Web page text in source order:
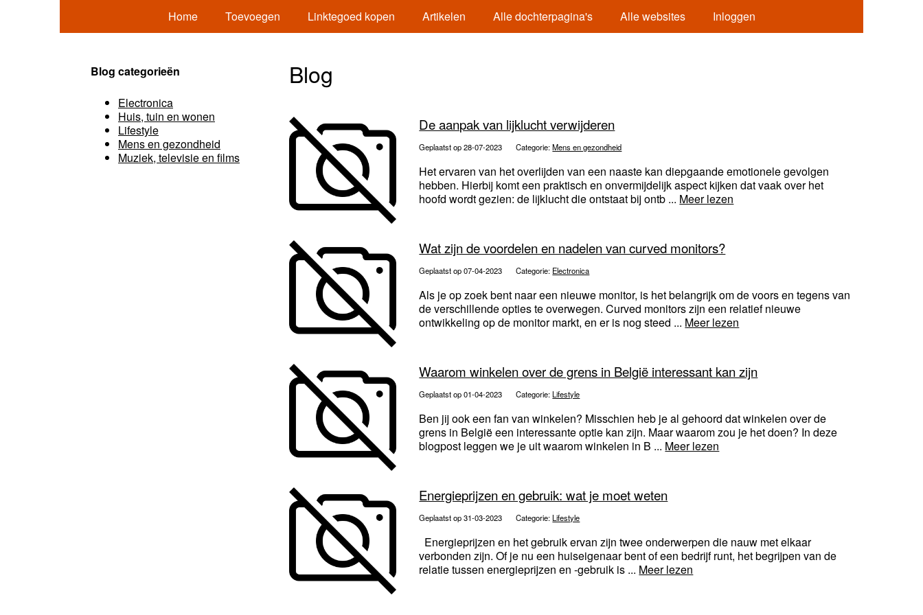
Home Toevoegen Linktegoed kopen Artikelen Alle dochterpagina's Alle websites Inloggen
Blog
De aanpak van lijklucht verwijderen
Geplaatst op 28-07-2023 Categorie:Mens en gezondheid
Het ervaren van het overlijden van een naaste kan diepgaande emotionele gevolgen
hebben. Hierbij komt een praktisch en onvermijdelijk aspect kijken dat vaak over het
hoofd wordt gezien: de lijklucht die ontstaat bij ontb ... Meer lezen
Wat zijn de voordelen en nadelen van curved monitors?
Geplaatst op 07-04-2023 Categorie: Electronica
Als je op zoek bent naar een nieuwe monitor, is het belangrijk om de voors en tegens van
de verschillende opties te overwegen. Curved monitors zijn een relatief nieuwe
ontwikkeling op de monitor markt, en er is nog steed ... Meer lezen
Waarom winkelen over de grens in België interessant kan zijn
Geplaatst op 01-04-2023 Categorie:Lifestyle
Ben jij ook een fan van winkelen? Misschien heb je al gehoord dat winkelen over de
grens in België een interessante optie kan zijn. Maar waarom zou je het doen? In deze
blogpost leggen we je uit waarom winkelen in B ... Meer lezen
Energieprijzen en gebruik: wat je moet weten
Geplaatst op 31-03-2023 Categorie:Lifestyle
Energieprijzen en het gebruik ervan zijn twee onderwerpen die nauw met elkaar
verbonden zijn. Of je nu een huiseigenaar bent of een bedrijf runt, het begrijpen van de
relatie tussen energieprijzen en -gebruik is ... Meer lezen
Blog categorieën
Electronica
Huis, tuin en wonen
Lifestyle
Mens en gezondheid
Muziek, televisie en films